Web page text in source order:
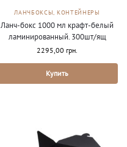
ЛАНЧБОКСЫ, КОНТЕЙНЕРЫ
Ланч-бокс 1000 мл крафт-белый
ламинированный. 300шт/ящ
2295,00 грн.
Купить